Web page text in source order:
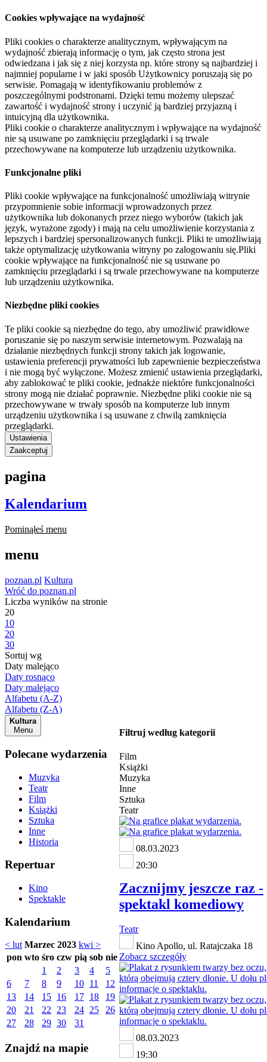
Cookies wpływające na wydajność
Pliki cookies o charakterze analitycznym, wpływającym na
wydajność zbierają informację o tym, jak często strona jest
odwiedzana i jak się z niej korzysta np. które strony są najbardziej i
najmniej popularne i w jaki sposób Użytkownicy poruszają się po
serwisie. Pomagają w identyfikowaniu problemów z
poszczególnymi podstronami. Dzięki temu możemy ulepszać
zawartość i wydajność strony i uczynić ją bardziej przyjazną i
intuicyjną dla użytkownika.
Pliki cookie o charakterze analitycznym i wpływające na wydajność
nie są usuwane po zamknięciu przeglądarki i są trwale
przechowywane na komputerze lub urządzeniu użytkownika.
Funkcjonalne pliki
Pliki cookie wpływające na funkcjonalność umożliwiają witrynie
przypomnienie sobie informacji wprowadzonych przez
użytkownika lub dokonanych przez niego wyborów (takich jak
język, wyrażone zgody) i mają na celu umożliwienie korzystania z
lepszych i bardziej spersonalizowanych funkcji. Pliki te umożliwiają
także optymalizację użytkowania witryny po zalogowaniu się.Pliki
cookie wpływające na funkcjonalność nie są usuwane po
zamknięciu przeglądarki i są trwale przechowywane na komputerze
lub urządzeniu użytkownika.
Niezbędne pliki cookies
Te pliki cookie są niezbędne do tego, aby umożliwić prawidłowe
poruszanie się po naszym serwisie internetowym. Pozwalają na
działanie niezbędnych funkcji strony takich jak logowanie,
ustawienia preferencji prywatności lub zapewnienie bezpieczeństwa
i nie mogą być wyłączone. Możesz zmienić ustawienia przeglądarki,
aby zablokować te pliki cookie, jednakże niektóre funkcjonalności
strony mogą nie działać poprawnie. Niezbędne pliki cookie nie są
przechowywane w trwały sposób na komputerze lub innym
urządzeniu użytkownika i są usuwane z chwilą zamknięcia
przeglądarki.
Ustawienia
Zaakceptuj
pagina
Kalendarium
Pominąłeś menu
menu
poznan.pl Kultura
Wróć do poznan.pl
Liczba wyników na stronie
20
10
20
30
Sortuj wg
Daty malejąco
Daty rosnąco
Daty malejąco
Alfabetu (A-Z)
Alfabetu (Z-A)
Kultura
Menu
Polecane wydarzenia
Muzyka
Teatr
Film
Książki
Sztuka
Inne
Historia
Repertuar
Kino
Spektakle
Kalendarium
< lut Marzec 2023 kwi >
pon wto śro czw pią sob nie
1
2 3 4
5
6
7 8 9 10 11
12
13
14 15 16 17 18
19
20
21 22 23 24 25
26
27
28 29 30 31
Znajdź na mapie
Filtruj według kategorii
Film
Książki
Muzyka
Inne
Sztuka
Teatr
08.03.2023
20:30
Zacznijmy jeszcze raz -
spektakl komediowy
Teatr
Kino Apollo, ul. Ratajczaka 18
Zobacz szczegóły
08.03.2023
19:30